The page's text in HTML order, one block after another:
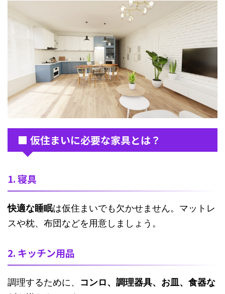
■ 仮住まいに必要な家具とは？
1. 寝具
快適な睡眠は仮住まいでも欠かせません。マットレ
スや枕、布団などを用意しましょう。
2. キッチン用品
調理するために、 コンロ、調理器具、お皿、食器な